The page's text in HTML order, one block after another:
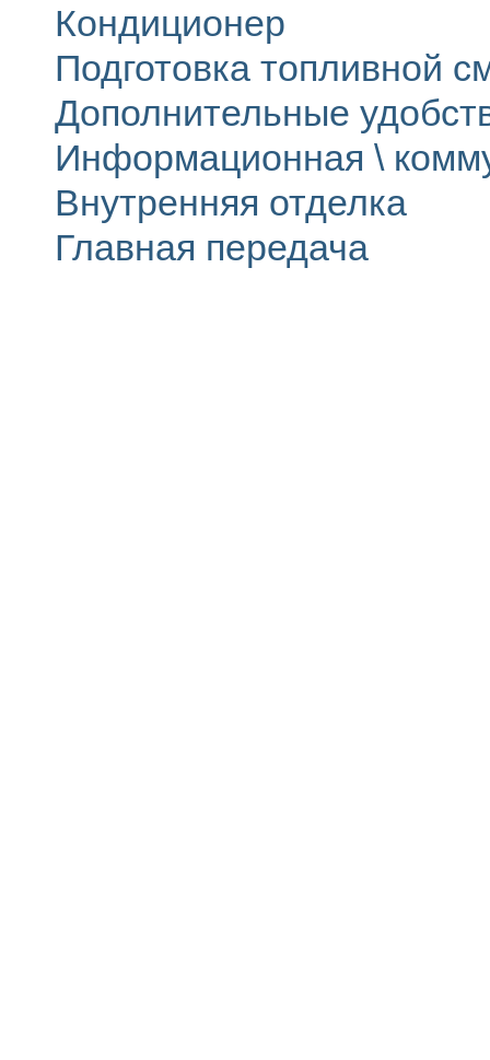
Кондиционер
Подготовка топливной
Дополнительные
Информационная \
Внутренняя отделка
Главная передача